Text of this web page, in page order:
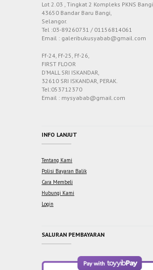
Lot 2.03 , Tingkat 2 Kompleks PKNS Bangi
43650 Bandar Baru Bangi,
Selangor.
Tel :03-89260731 / 01156814061
Email : galeribukusyabab@gmail.com
Ff-24, Ff-25, Ff-26,
FIRST FLOOR
D’MALL SRI ISKANDAR,
32610 SRI ISKANDAR, PERAK.
Tel:053712370
Email : mysyabab@gmail.com
INFO LANJUT
Tentang Kami
Polisi Bayaran Balik
Cara Membeli
Hubungi Kami
Login
SALURAN PEMBAYARAN